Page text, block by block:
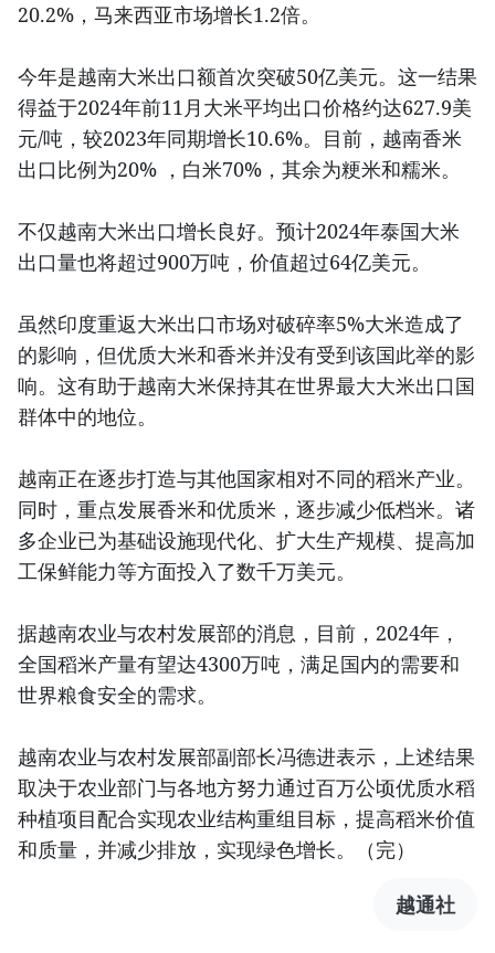
20.2%，马来西亚市场增长1.2倍。
今年是越南大米出口额首次突破50亿美元。这一结果
得益于2024年前11月大米平均出口价格约达627.9美
元/吨，较2023年同期增长10.6%。目前，越南香米
出口比例为20% ，白米70%，其余为粳米和糯米。
不仅越南大米出口增长良好。预计2024年泰国大米
出口量也将超过900万吨，价值超过64亿美元。
虽然印度重返大米出口市场对破碎率5%大米造成了
的影响，但优质大米和香米并没有受到该国此举的影
响。这有助于越南大米保持其在世界最大大米出口国
群体中的地位。
越南正在逐步打造与其他国家相对不同的稻米产业。
同时，重点发展香米和优质米，逐步减少低档米。诸
多企业已为基础设施现代化、扩大生产规模、提高加
工保鲜能力等方面投入了数千万美元。
据越南农业与农村发展部的消息，目前，2024年，
全国稻米产量有望达4300万吨，满足国内的需要和
世界粮食安全的需求。
越南农业与农村发展部副部长冯德进表示，上述结果
取决于农业部门与各地方努力通过百万公顷优质水稻
种植项目配合实现农业结构重组目标，提高稻米价值
和质量，并减少排放，实现绿色增长。（完）
越通社